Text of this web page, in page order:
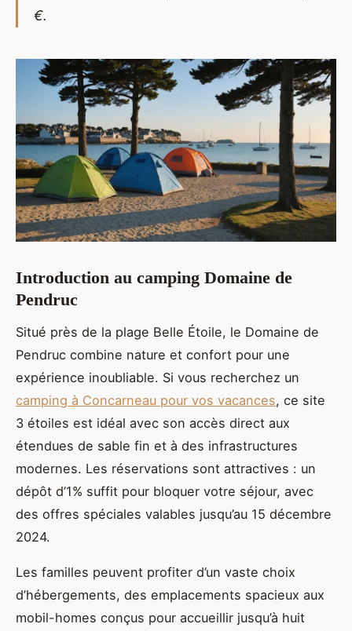
€.
Introduction au camping Domaine de
Pendruc
Situé près de la plage Belle Étoile, le Domaine de
Pendruc combine nature et confort pour une
expérience inoubliable. Si vous recherchez un
camping à Concarneau pour vos vacances, ce site
3 étoiles est idéal avec son accès direct aux
étendues de sable fin et à des infrastructures
modernes. Les réservations sont attractives : un
dépôt d’1% suffit pour bloquer votre séjour, avec
des offres spéciales valables jusqu’au 15 décembre
2024.
Les familles peuvent profiter d’un vaste choix
d’hébergements, des emplacements spacieux aux
mobil-homes conçus pour accueillir jusqu’à huit